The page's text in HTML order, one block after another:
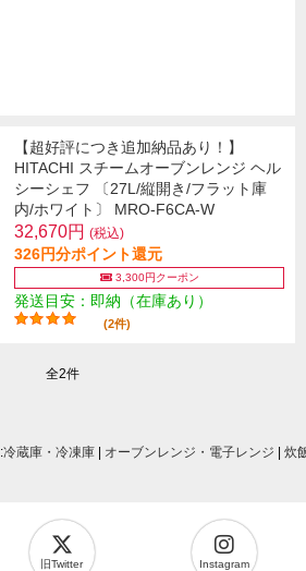
【超好評につき追加納品あり！】
HITACHI スチームオーブンレンジ ヘル
シーシェフ 〔27L/縦開き/フラット庫
内/ホワイト〕 MRO-F6CA-W
32,670円 (税込)
326円分ポイント還元
3,300円クーポン
発送目安：即納（在庫あり）
(2件)
全2件
:冷蔵庫・冷凍庫 | オーブンレンジ・電子レンジ | 炊
旧Twitter Instagram